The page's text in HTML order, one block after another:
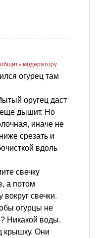
модератору
огурец там
оругец даст
еще дышит. Но
иначе не
срезать и
вдоль
свечку
а потом
свечки.
огурцы не
Никакой воды.
крышку. Они